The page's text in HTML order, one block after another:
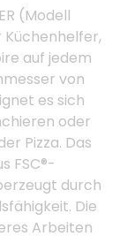
(Modell
auf jedem
von
es sich
oder
Pizza. Das
FSC®-
durch
Die
Arbeiten